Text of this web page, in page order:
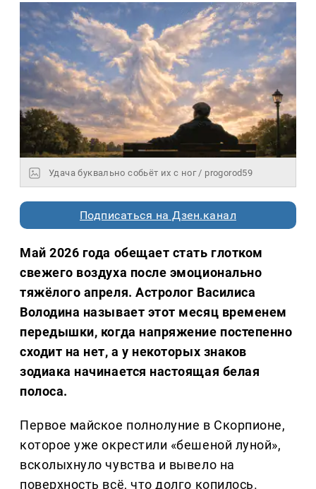
Удача буквально собьёт их с ног / progorod59
Подписаться на Дзен.канал
Май 2026 года обещает стать глотком
свежего воздуха после эмоционально
тяжёлого апреля. Астролог Василиса
Володина называет этот месяц временем
передышки, когда напряжение постепенно
сходит на нет, а у некоторых знаков
зодиака начинается настоящая белая
полоса.
Первое майское полнолуние в Скорпионе,
которое уже окрестили «бешеной луной»,
всколыхнуло чувства и вывело на
поверхность всё, что долго копилось.